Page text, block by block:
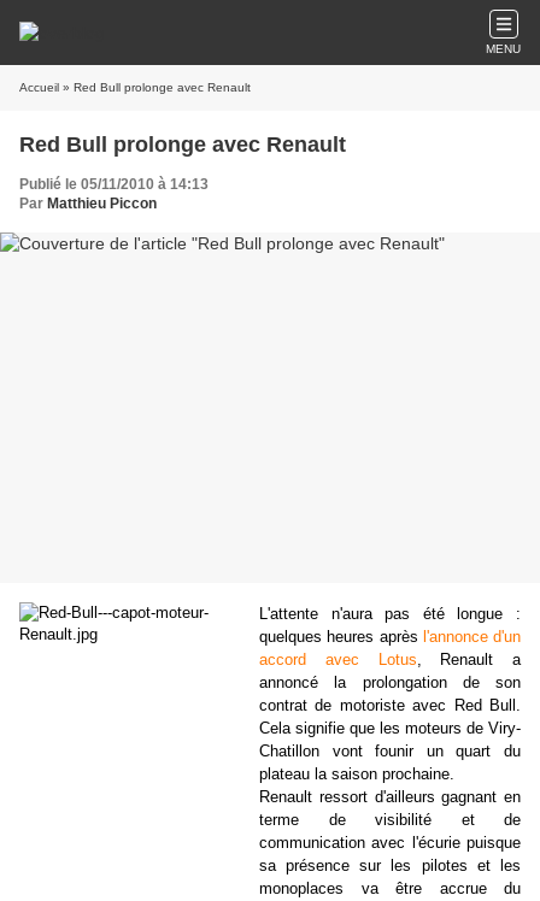
MENU
Accueil » Red Bull prolonge avec Renault
Red Bull prolonge avec Renault
Publié le 05/11/2010 à 14:13
Par Matthieu Piccon
L'attente n'aura pas été longue :
quelques heures après l'annonce d'un
accord avec Lotus, Renault a
annoncé la prolongation de son
contrat de motoriste avec Red Bull.
Cela signifie que les moteurs de Viry-
Chatillon vont founir un quart du
plateau la saison prochaine.
Renault ressort d'ailleurs gagnant en
terme de visibilité et de
communication avec l'écurie puisque
sa présence sur les pilotes et les
monoplaces va être accrue du